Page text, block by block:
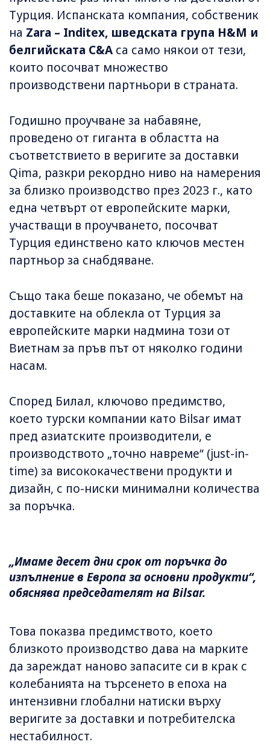
Турция. Испанската компания, собственик
на Zara – Inditex, шведската група H&M и
белгийската C&A са само някои от тези,
които посочват множество
производствени партньори в страната.
Годишно проучване за набавяне,
проведено от гиганта в областта на
съответствието в веригите за доставки
Qima, разкри рекордно ниво на намерения
за близко производство през 2023 г., като
една четвърт от европейските марки,
участващи в проучването, посочват
Турция единствено като ключов местен
партньор за снабдяване.
Също така беше показано, че обемът на
доставките на облекла от Турция за
европейските марки надмина този от
Виетнам за пръв път от няколко години
насам.
Според Билал, ключово предимство,
което турски компании като Bilsar имат
пред азиатските производители, е
производството „точно навреме“ (just-in-
time) за висококачествени продукти и
дизайн, с по-ниски минимални количества
за поръчка.
„Имаме десет дни срок от поръчка до
изпълнение в Европа за основни продукти“,
обяснява председателят на Bilsar.
Това показва предимството, което
близкото производство дава на марките
да зареждат наново запасите си в крак с
колебанията на търсенето в епоха на
интензивни глобални натиски върху
веригите за доставки и потребителска
нестабилност.